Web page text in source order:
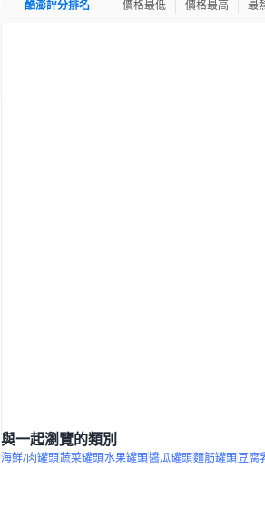
酷澎評分排名 價格最低 價格最高 最
與一起瀏覽的類別
海鮮/肉罐頭蔬菜罐頭水果罐頭醬瓜罐頭麵筋罐頭豆腐